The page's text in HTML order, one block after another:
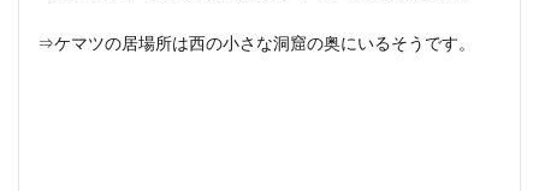
⇒ケマツの居場所は西の小さな洞窟の奥にいるそうです。